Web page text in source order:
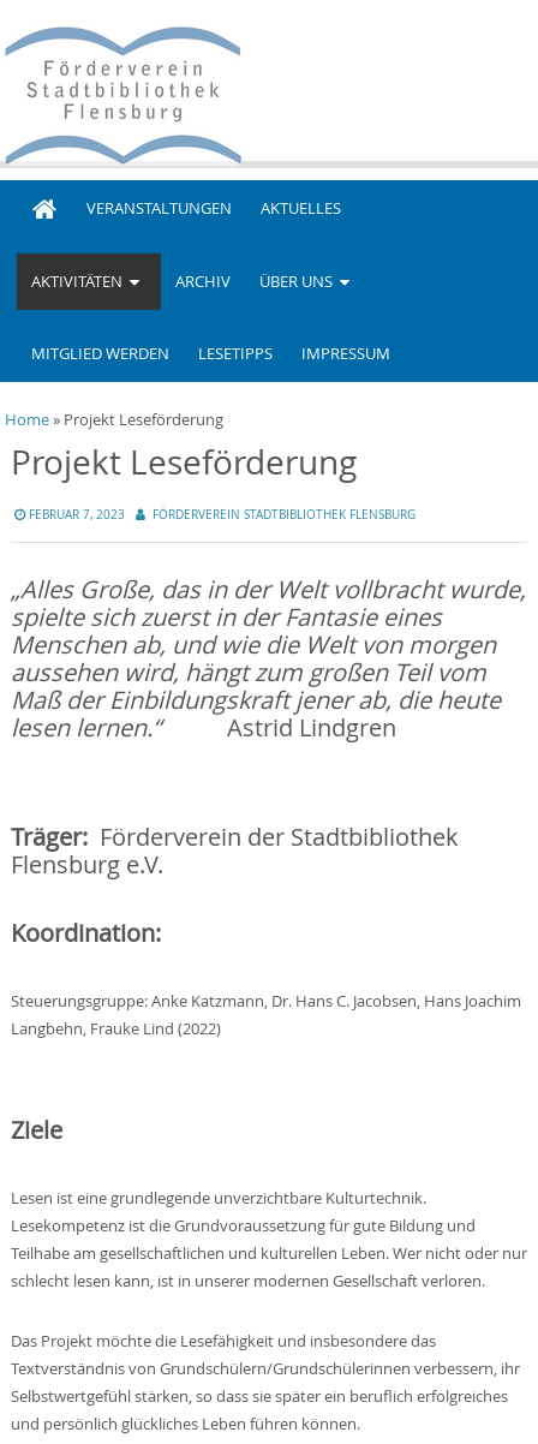
to
content
Förderverein Stadtbibliothek
Flensburg
VERANSTALTUNGEN AKTUELLES
AKTIVITÄTEN ARCHIV ÜBER UNS
MITGLIED WERDEN LESETIPPS IMPRESSUM
Home» Projekt Leseförderung
Projekt Leseförderung
FEBRUAR 7, 2023 FÖRDERVEREIN STADTBIBLIOTHEK FLENSBURG
„Alles Große, das in der Welt vollbracht wurde,
spielte sich zuerst in der Fantasie eines
Menschen ab, und wie die Welt von morgen
aussehen wird, hängt zum großen Teil vom
Maß der Einbildungskraft jener ab, die heute
lesen lernen.“Astrid Lindgren
Träger:Förderverein der Stadtbibliothek
Flensburg e.V.
Koordination:
Steuerungsgruppe: Anke Katzmann, Dr. Hans C. Jacobsen, Hans Joachim
Langbehn, Frauke Lind (2022)
Ziele
Lesen ist eine grundlegende unverzichtbare Kulturtechnik.
Lesekompetenz ist die Grundvoraussetzung für gute Bildung und
Teilhabe am gesellschaftlichen und kulturellen Leben. Wer nicht oder nur
schlecht lesen kann, ist in unserer modernen Gesellschaft verloren.
Das Projekt möchte die Lesefähigkeit und insbesondere das
Textverständnis von Grundschülern/Grundschülerinnen verbessern, ihr
Selbstwertgefühl stärken, so dass sie später ein beruflich erfolgreiches
und persönlich glückliches Leben führen können.